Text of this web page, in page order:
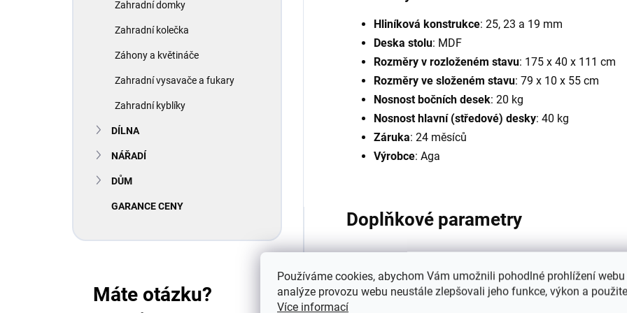
Používáme cookies, abychom Vám umožnili pohodlné prohlížení
analýze provozu webu neustále zlepšovali jeho funkce, výkon a
Více informací
Zahradní domky
Zahradní kolečka
Záhony a květináče
Zahradní vysavače a fukary
Zahradní kyblíky
DÍLNA
NÁŘADÍ
DŮM
GARANCE CENY
Máte otázku?
Hliníková konstrukce: 25, 23 a 19 mm
Deska stolu: MDF
Rozměry v rozloženém stavu: 175 x 40 x 111 cm
Rozměry ve složeném stavu: 79 x 10 x 55 cm
Nosnost bočních desek: 20 kg
Nosnost hlavní (středové) desky: 40 kg
Záruka: 24 měsíců
Výrobce: Aga
Doplňkové parametry
Záruka: